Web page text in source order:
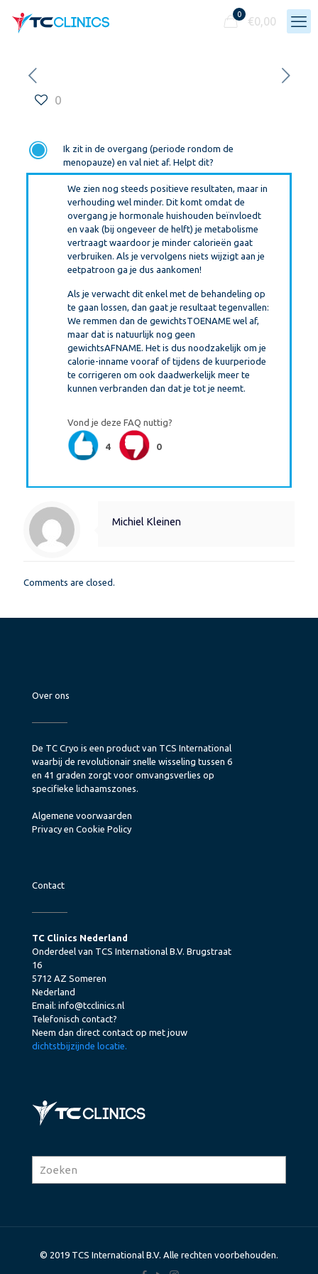
0
€0,00
0
F
Ik zit in de overgang (periode rondom de
menopauze) en val niet af. Helpt dit?
We zien nog steeds positieve resultaten, maar in
verhouding wel minder. Dit komt omdat de
overgang je hormonale huishouden beïnvloedt
en vaak (bij ongeveer de helft) je metabolisme
vertraagt waardoor je minder calorieën gaat
verbruiken. Als je vervolgens niets wijzigt aan je
eetpatroon ga je dus aankomen!
Als je verwacht dit enkel met de behandeling op
te gaan lossen, dan gaat je resultaat tegenvallen:
We remmen dan de gewichtsTOENAME wel af,
maar dat is natuurlijk nog geen
gewichtsAFNAME. Het is dus noodzakelijk om je
calorie-inname vooraf of tijdens de kuurperiode
te corrigeren om ook daadwerkelijk meer te
kunnen verbranden dan dat je tot je neemt.
Vond je deze FAQ nuttig?
4 0
Michiel Kleinen
Comments are closed.
Over ons
De TC Cryo is een product van TCS International
waarbij de revolutionair snelle wisseling tussen 6
en 41 graden zorgt voor omvangsverlies op
specifieke lichaamszones.
Algemene voorwaarden
Privacy en Cookie Policy
Contact
TC Clinics Nederland
Onderdeel van TCS International B.V. Brugstraat
16
5712 AZ Someren
Nederland
Email: info@tcclinics.nl
Telefonisch contact?
Neem dan direct contact op met jouw
dichtstbijzijnde locatie.
© 2019 TCS International B.V. Alle rechten voorbehouden.